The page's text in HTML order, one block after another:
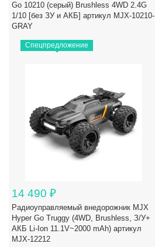
Go 10210 (серый) Brushless 4WD 2.4G
1/10 [без ЗУ и АКБ] артикул MJX-10210-
GRAY
Спецпредложение
14 490 ₽
Радиоуправляемый внедорожник MJX
Hyper Go Truggy (4WD, Brushless, З/У+
АКБ Li-Ion 11.1V~2000 mAh) артикул
MJX-12212